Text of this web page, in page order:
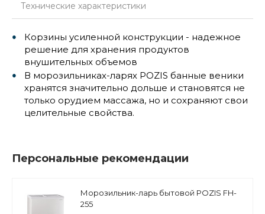
Технические характеристики
Корзины усиленной конструкции - надежное
решение для хранения продуктов
внушительных объемов
В морозильниках-ларях POZIS банные веники
хранятся значительно дольше и становятся не
только орудием массажа, но и сохраняют свои
целительные свойства.
Персональные рекомендации
Морозильник-ларь бытовой POZIS FH-
255